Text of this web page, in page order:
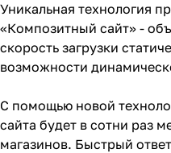
Уникальная технология
«Композитный сайт» -
скорость загрузки
возможности
С помощью новой
сайта будет в сотни раз
магазинов. Быстрый